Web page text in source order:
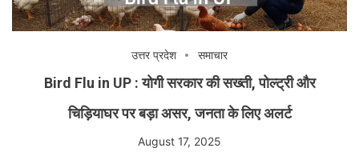
उत्तर प्रदेश समाचार
Bird Flu in UP : योगी सरकार की सख्ती, पोल्ट्री और
चिड़ियाघर पर बड़ा असर, जनता के लिए अलर्ट
August 17, 2025